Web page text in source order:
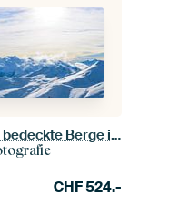
Ansicht über den Schnee bedeckte Berge in den Tiroler Alpen in Österreich
CHF524.-